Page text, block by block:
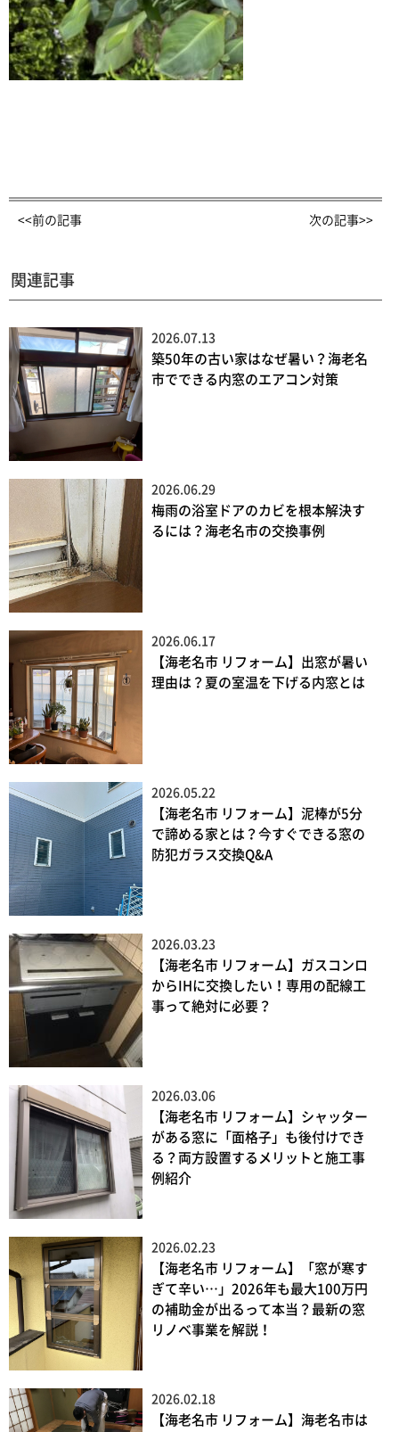
<<前の記事 次の記事>>
関連記事
2026.07.13
築50年の古い家はなぜ暑い？海老名
市でできる内窓のエアコン対策
2026.06.29
梅雨の浴室ドアのカビを根本解決す
るには？海老名市の交換事例
2026.06.17
【海老名市 リフォーム】出窓が暑い
理由は？夏の室温を下げる内窓とは
2026.05.22
【海老名市 リフォーム】泥棒が5分
で諦める家とは？今すぐできる窓の
防犯ガラス交換Q&A
2026.03.23
【海老名市 リフォーム】ガスコンロ
からIHに交換したい！専用の配線工
事って絶対に必要？
2026.03.06
【海老名市 リフォーム】シャッター
がある窓に「面格子」も後付けでき
る？両方設置するメリットと施工事
例紹介
2026.02.23
【海老名市 リフォーム】「窓が寒す
ぎて辛い…」2026年も最大100万円
の補助金が出るって本当？最新の窓
リノベ事業を解説！
2026.02.18
【海老名市 リフォーム】海老名市は